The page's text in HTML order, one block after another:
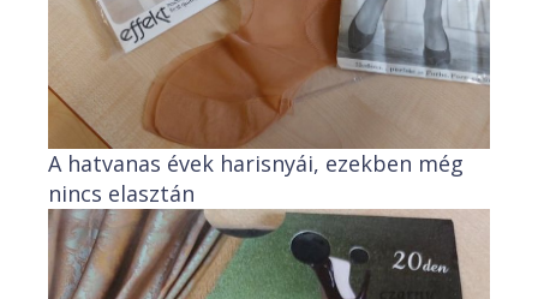
A hatvanas évek harisnyái, ezekben még
nincs elasztán